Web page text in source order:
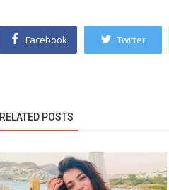
Facebook Twitter
RELATED POSTS